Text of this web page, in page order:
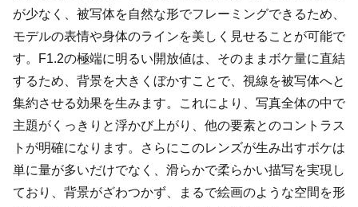
が少なく、被写体を自然な形でフレーミングできるため、
モデルの表情や身体のラインを美しく見せることが可能で
す。F1.2の極端に明るい開放値は、そのままボケ量に直結
するため、背景を大きくぼかすことで、視線を被写体へと
集約させる効果を生みます。これにより、写真全体の中で
主題がくっきりと浮かび上がり、他の要素とのコントラス
トが明確になります。さらにこのレンズが生み出すボケは
単に量が多いだけでなく、滑らかで柔らかい描写を実現し
ており、背景がざわつかず、まるで絵画のような空間を形